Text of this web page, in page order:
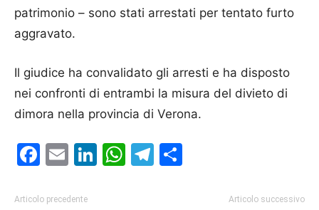
patrimonio – sono stati arrestati per tentato furto
aggravato.
Il giudice ha convalidato gli arresti e ha disposto
nei confronti di entrambi la misura del divieto di
dimora nella provincia di Verona.
Facebook
EmailLinkedIn
WhatsApp
Telegram
Articolo precedente Articolo successivo